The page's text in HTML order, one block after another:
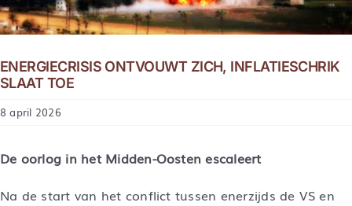
ENERGIECRISIS ONTVOUWT ZICH, INFLATIESCHRIK
SLAAT TOE
8 april 2026
De oorlog in het Midden-Oosten escaleert
Na de start van het conflict tussen enerzijds de VS en